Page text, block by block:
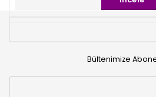
Bültenimize